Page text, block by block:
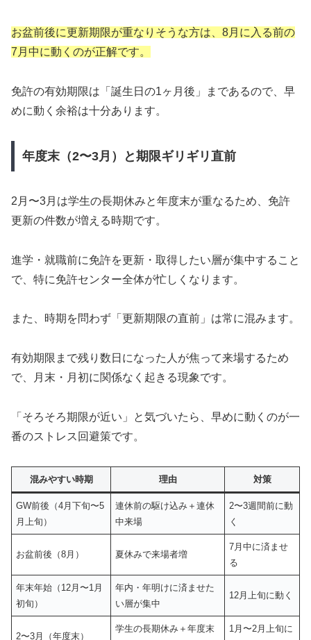
お盆前後に更新期限が重なりそうな方は、8月に入る前の
7月中に動くのが正解です。
免許の有効期限は「誕生日の1ヶ月後」まであるので、早
めに動く余裕は十分あります。
年度末（2〜3月）と期限ギリギリ直前
2月〜3月は学生の長期休みと年度末が重なるため、免許
更新の件数が増える時期です。
進学・就職前に免許を更新・取得したい層が集中すること
で、特に免許センター全体が忙しくなります。
また、時期を問わず「更新期限の直前」は常に混みます。
有効期限まで残り数日になった人が焦って来場するため
で、月末・月初に関係なく起きる現象です。
「そろそろ期限が近い」と気づいたら、早めに動くのが一
番のストレス回避策です。
混みやすい時期 理由 対策
GW前後（4月下旬〜5
月上旬）
連休前の駆け込み＋連休
中来場
2〜3週間前に動
く
お盆前後（8月） 夏休みで来場者増
7月中に済ませ
る
年末年始（12月〜1月
初旬）
年内・年明けに済ませた
い層が集中
12月上旬に動く
2〜3月（年度末）
学生の長期休み＋年度末
1月〜2月上旬に